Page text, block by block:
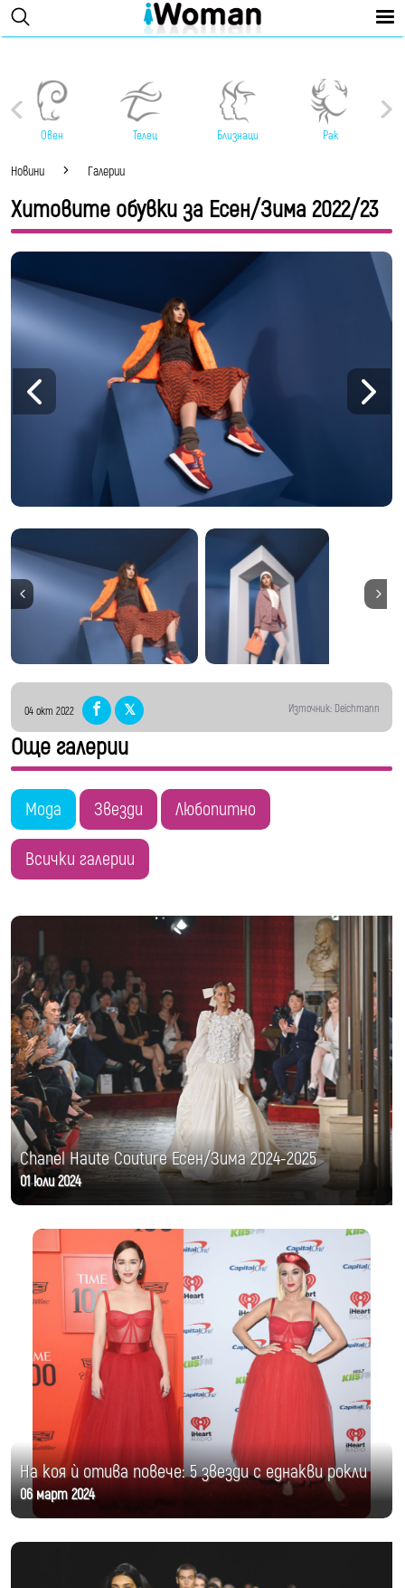
Овен Телец Близнаци Рак
Новини Галерии
Хитовите обувки за Есен/Зима 2022/23
Най-добрите трендове вече могат да бъдат
намерени по магазините, което означава, че
най-накрая можете да пазарувате
дизайните, на които сте „хвърлили око“. Още
по-хубава новина е, че имате удивителен
съучастник в това начинание! Кой друг обича
обувките толкова, колкото жените?
04 окт 2022 Източник: Deichmann
Още галерии
Мода Звезди Любопитно
Всички галерии
Chanel Haute Couture Есен/Зима 2024-2025
01 юли 2024
На коя ѝ отива повече: 5 звезди с еднакви рокли
06 март 2024